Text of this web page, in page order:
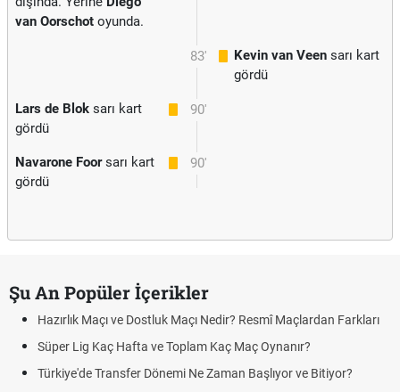
van Oorschot oyunda.
83' Kevin van Veen sarı kart
gördü
90'
Lars de Blok sarı kart
gördü
90'
Navarone Foorsarı kart
gördü
Şu An Popüler İçerikler
Hazırlık Maçı ve Dostluk Maçı Nedir? Resmî Maçlardan Farkları
Süper Lig Kaç Hafta ve Toplam Kaç Maç Oynanır?
Türkiye'de Transfer Dönemi Ne Zaman Başlıyor ve Bitiyor?